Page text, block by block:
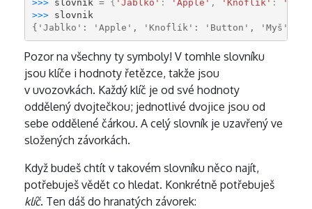
>>> slovnik = { 'Jablko' : 'Apple' , 'Knoflík' :
>>> slovnik
{'Jablko': 'Apple', 'Knoflík': 'Button', 'Myš':
Pozor na všechny ty symboly! V tomhle slovníku
jsou klíče i hodnoty řetězce, takže jsou
v uvozovkách. Každý klíč je od své hodnoty
oddělený dvojtečkou; jednotlivé dvojice jsou od
sebe oddělené čárkou. A celý slovník je uzavřený ve
složených závorkách.
Když budeš chtít v takovém slovníku něco najít,
potřebuješ vědět co hledat. Konkrétně potřebuješ
klíč. Ten dáš do hranatých závorek: